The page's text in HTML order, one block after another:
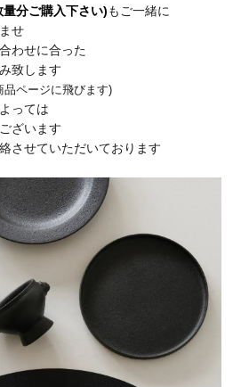
分ご購入下さい)もご一緒に
せ
わせに合った
致します
品ページに飛びます)
っては
ざいます
させていただいております